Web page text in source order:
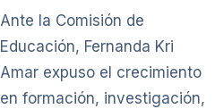
Ante la Comisión de
Educación, Fernanda Kri
Amar expuso el crecimiento
en formación, investigación,